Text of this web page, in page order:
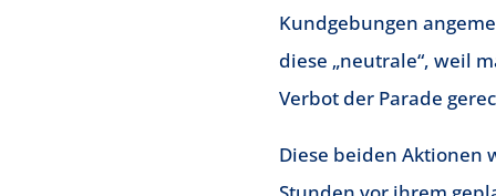
Kundgebungen
diese „neutrale“, weil
Verbot der Parade
Diese beiden Aktionen